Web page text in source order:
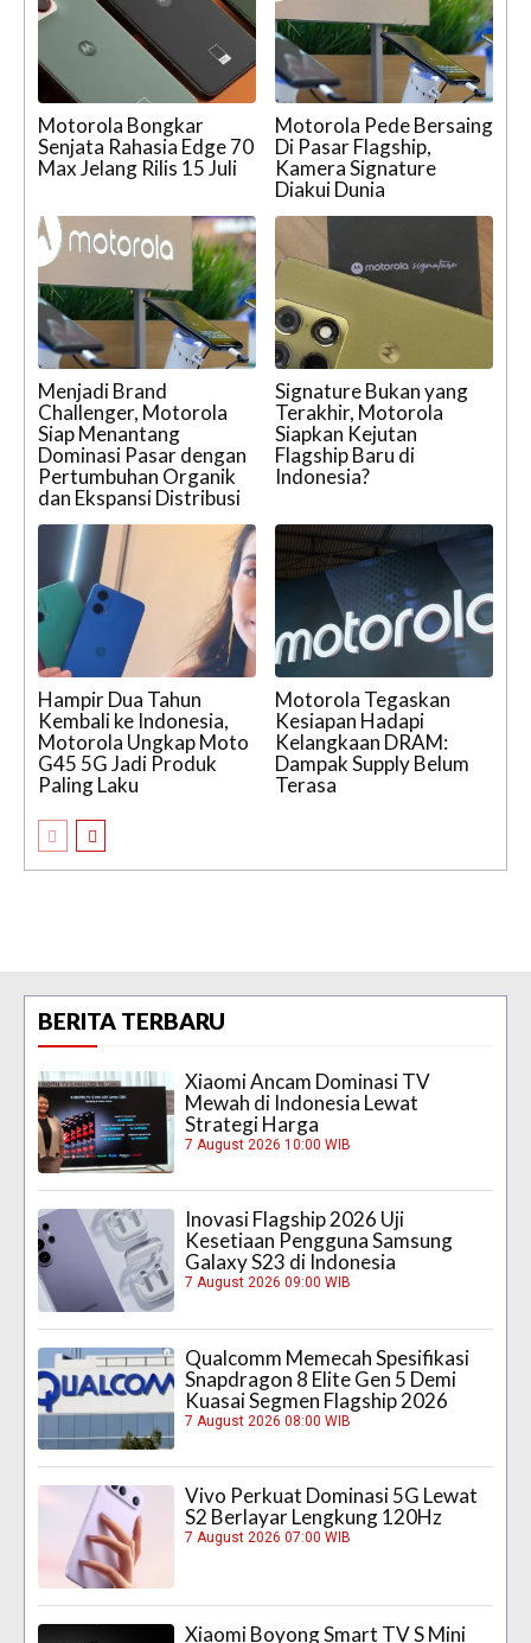
Motorola Bongkar
Senjata Rahasia Edge 70
Max Jelang Rilis 15 Juli
Motorola Pede Bersaing
Di Pasar Flagship,
Kamera Signature
Diakui Dunia
Menjadi Brand
Challenger, Motorola
Siap Menantang
Dominasi Pasar dengan
Pertumbuhan Organik
dan Ekspansi Distribusi
Signature Bukan yang
Terakhir, Motorola
Siapkan Kejutan
Flagship Baru di
Indonesia?
Hampir Dua Tahun
Kembali ke Indonesia,
Motorola Ungkap Moto
G45 5G Jadi Produk
Paling Laku
Motorola Tegaskan
Kesiapan Hadapi
Kelangkaan DRAM:
Dampak Supply Belum
Terasa
BERITA TERBARU
Xiaomi Ancam Dominasi TV
Mewah di Indonesia Lewat
Strategi Harga
7 August 2026 10:00 WIB
Inovasi Flagship 2026 Uji
Kesetiaan Pengguna Samsung
Galaxy S23 di Indonesia
7 August 2026 09:00 WIB
Qualcomm Memecah Spesifikasi
Snapdragon 8 Elite Gen 5 Demi
Kuasai Segmen Flagship 2026
7 August 2026 08:00 WIB
Vivo Perkuat Dominasi 5G Lewat
S2 Berlayar Lengkung 120Hz
7 August 2026 07:00 WIB
Xiaomi Boyong Smart TV S Mini